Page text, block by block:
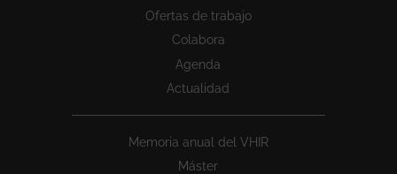
Ofertas de trabajo
Colabora
Agenda
Actualidad
Memoria anual del VHIR
Máster